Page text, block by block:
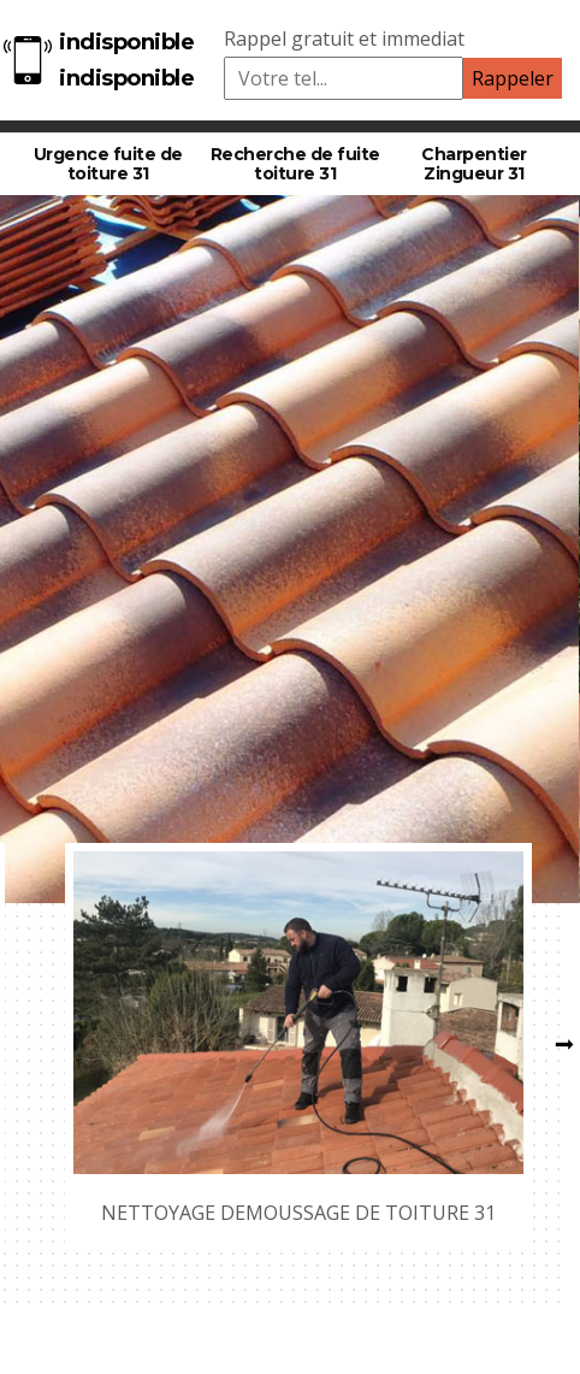
indisponible
indisponible
Rappel gratuit et immediat
Urgence fuite de
toiture 31
Recherche de fuite
toiture 31
Charpentier
Zingueur 31
NETTOYAGE DEMOUSSAGE DE TOITURE 31